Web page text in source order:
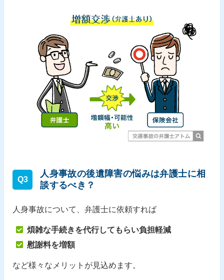
Q3
人身事故の後遺障害の悩みは弁護士に相
談するべき？
人身事故について、弁護士に依頼すれば
煩雑な手続きを代行してもらい負担軽減
慰謝料を増額
など様々なメリットが見込めます。